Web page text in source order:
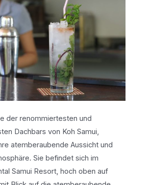
der renommiertesten und
Dachbars von Koh Samui,
atemberaubende Aussicht und
Sie befindet sich im
Samui Resort, hoch oben auf